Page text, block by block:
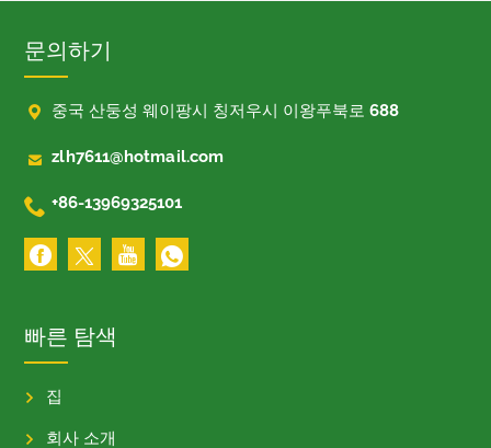
문의하기
 중국 산둥성 웨이팡시 칭저우시 이왕푸북로 688
 zlh7611@hotmail.com
 +86-13969325101
빠른 탐색
집
회사 소개